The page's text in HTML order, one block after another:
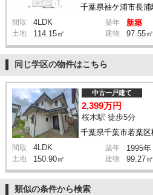
間取 4LDK 築年 新築
土地 114.15㎡ 建物 97.55㎡
同じ学区の物件はこちら
中古一戸建て
2,399万円
桜木駅 徒歩5分
間取 4LDK 築年 1995年
土地 150.90㎡ 建物 99.27㎡
類似の条件から検索